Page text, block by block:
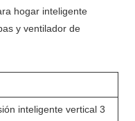
hogar inteligente
y ventilador de
inteligente vertical 3